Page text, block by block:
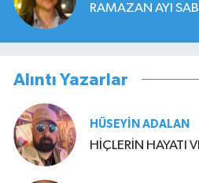
RAMAZAN AYI
Alıntı Yazarlar
HÜSEYIN ADALAN
HİÇLERİN HAYATI